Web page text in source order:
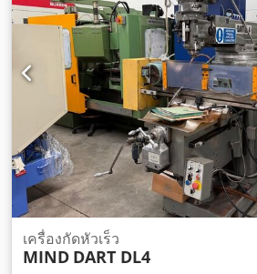
เครื่องกัดหัวเร็ว
MIND DART DL4